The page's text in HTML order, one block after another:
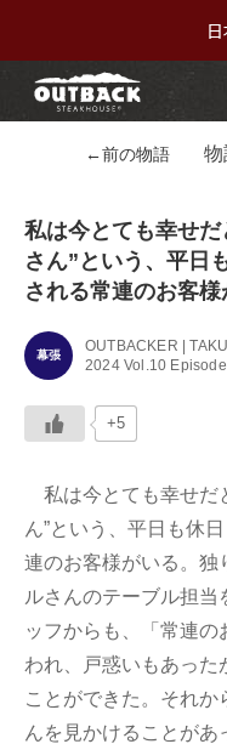
←前の物語 物
私は今とても幸せ
さん”という、平日
される常連のお客様
幕張
OUTBACKER |
2024 Vol.10
+5
私は今とても幸せだ
ん”という、平日も休
連のお客様がいる。独
ルさんのテーブル担当
ッフからも、「常連
われ、戸惑いもあった
ことができた。それか
んを見かけることがあ